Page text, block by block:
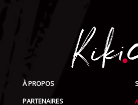
À PROPOS
PARTENAIRES